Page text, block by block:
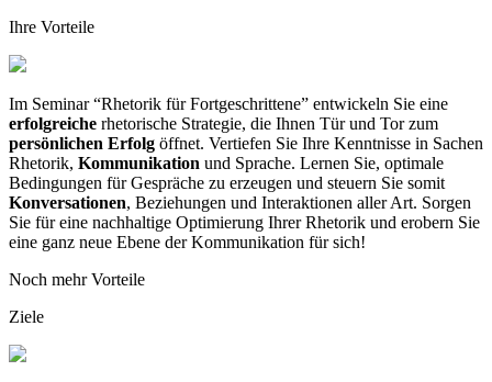
Ihre Vorteile
Im Seminar “Rhetorik für Fortgeschrittene” entwickeln Sie eine
erfolgreiche rhetorische Strategie, die Ihnen Tür und Tor zum
persönlichen Erfolg öffnet. Vertiefen Sie Ihre Kenntnisse in Sachen
Rhetorik, Kommunikation und Sprache. Lernen Sie, optimale
Bedingungen für Gespräche zu erzeugen und steuern Sie somit
Konversationen, Beziehungen und Interaktionen aller Art. Sorgen
Sie für eine nachhaltige Optimierung Ihrer Rhetorik und erobern Sie
eine ganz neue Ebene der Kommunikation für sich!
Noch mehr Vorteile
Ziele